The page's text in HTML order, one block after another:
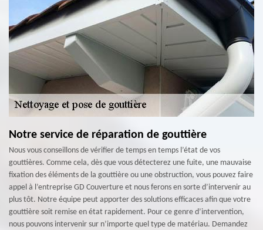
Notre service de réparation de gouttière
Nous vous conseillons de vérifier de temps en temps l’état de vos
gouttières. Comme cela, dès que vous détecterez une fuite, une mauvaise
fixation des éléments de la gouttière ou une obstruction, vous pouvez faire
appel à l’entreprise GD Couverture et nous ferons en sorte d’intervenir au
plus tôt. Notre équipe peut apporter des solutions efficaces afin que votre
gouttière soit remise en état rapidement. Pour ce genre d’intervention,
nous pouvons intervenir sur n’importe quel type de matériau. Demandez